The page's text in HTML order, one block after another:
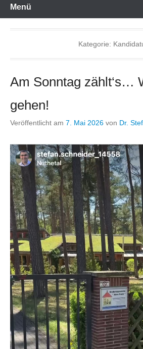
Menü
Kategorie:
Am Sonntag zählt‘s…
gehen!
Veröffentlicht am 7. Mai 2026 von Dr.